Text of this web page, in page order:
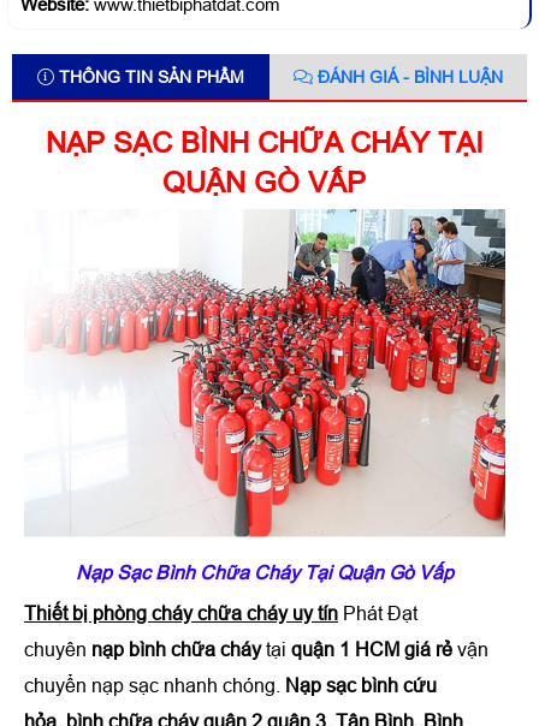
Website:www.thietbiphatdat.com
THÔNG TIN SẢN PHẨM ĐÁNH GIÁ - BÌNH LUẬN
NẠP SẠC BÌNH CHỮA CHÁY TẠI
QUẬN GÒ VẤP
Nạp Sạc Bình Chữa Cháy Tại Quận Gò Vấp
Thiết bị phòng cháy chữa cháy uy tín Phát Đạt
chuyên nạp bình chữa cháytại quận 1 HCM giá rẻ vận
chuyển nạp sạc nhanh chóng.
Nạp sạc bình cứu